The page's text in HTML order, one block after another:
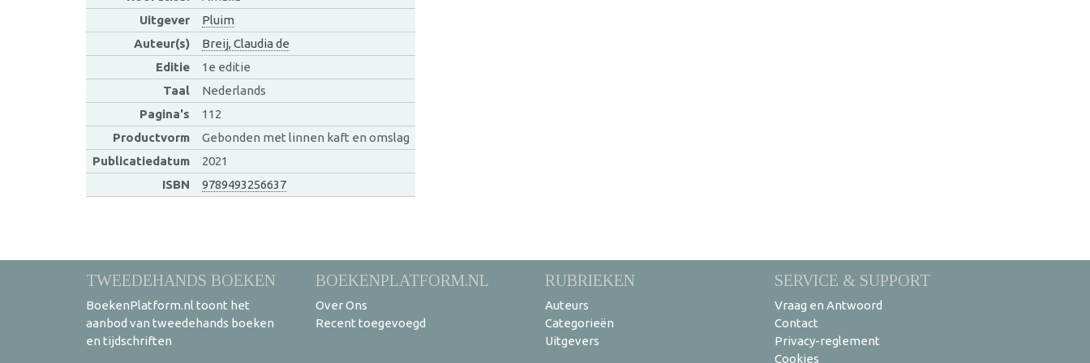
Uitgever
Pluim
Auteur(s)
Breij, Claudia de
Editie
1e editie
Taal
Nederlands
Pagina's
112
Productvorm
Gebonden met linnen kaft en omslag
Publicatiedatum
2021
ISBN
9789493256637
TWEEDEHANDS BOEKEN
BoekenPlatform.nl toont het
aanbod van tweedehands boeken
en tijdschriften
BOEKENPLATFORM.NL
Over Ons
Recent toegevoegd
RUBRIEKEN
Auteurs
Categorieën
Uitgevers
SERVICE & SUPPORT
Vraag en Antwoord
Contact
Privacy-reglement
Cookies